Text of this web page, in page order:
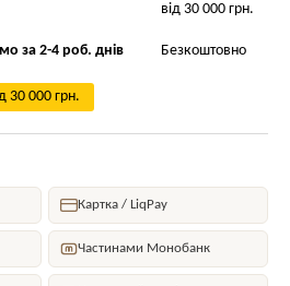
від 30 000 грн.
за 2-4 роб. днів Безкоштовно
30 000 грн.
Картка / LiqPay
Частинами Монобанк